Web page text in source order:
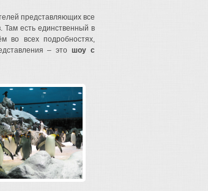
представляющих все
Там есть единственный в
во всех подробностях,
– этошоу с